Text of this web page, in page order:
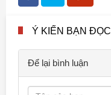
Ý KIẾN BẠN ĐỌC
Để lại bình luận